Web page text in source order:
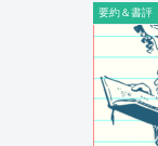
要約＆書評